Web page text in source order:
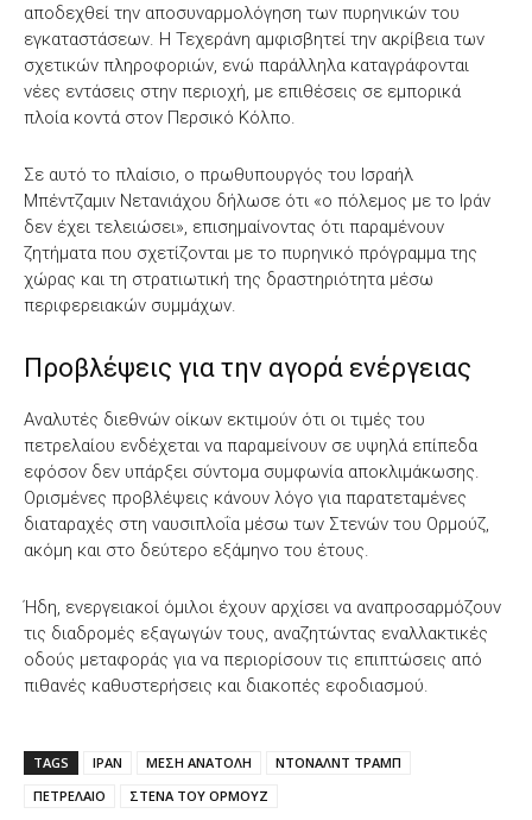
αποδεχθεί την αποσυναρμολόγηση των πυρηνικών του
εγκαταστάσεων. Η Τεχεράνη αμφισβητεί την ακρίβεια των
σχετικών πληροφοριών, ενώ παράλληλα καταγράφονται
νέες εντάσεις στην περιοχή, με επιθέσεις σε εμπορικά
πλοία κοντά στον Περσικό Κόλπο.
Σε αυτό το πλαίσιο, ο πρωθυπουργός του Ισραήλ
Μπέντζαμιν Νετανιάχου δήλωσε ότι «ο πόλεμος με το Ιράν
δεν έχει τελειώσει», επισημαίνοντας ότι παραμένουν
ζητήματα που σχετίζονται με το πυρηνικό πρόγραμμα της
χώρας και τη στρατιωτική της δραστηριότητα μέσω
περιφερειακών συμμάχων.
Προβλέψεις για την αγορά ενέργειας
Αναλυτές διεθνών οίκων εκτιμούν ότι οι τιμές του
πετρελαίου ενδέχεται να παραμείνουν σε υψηλά επίπεδα
εφόσον δεν υπάρξει σύντομα συμφωνία αποκλιμάκωσης.
Ορισμένες προβλέψεις κάνουν λόγο για παρατεταμένες
διαταραχές στη ναυσιπλοΐα μέσω των Στενών του Ορμούζ,
ακόμη και στο δεύτερο εξάμηνο του έτους.
Ήδη, ενεργειακοί όμιλοι έχουν αρχίσει να αναπροσαρμόζουν
τις διαδρομές εξαγωγών τους, αναζητώντας εναλλακτικές
οδούς μεταφοράς για να περιορίσουν τις επιπτώσεις από
πιθανές καθυστερήσεις και διακοπές εφοδιασμού.
TAGS ΙΡΑΝ ΜΕΣΗ ΑΝΑΤΟΛΗ
ΝΤΟΝΑΛΝΤ ΤΡΑΜΠ
ΠΕΤΡΕΛΑΙΟ
ΣΤΕΝΑ ΤΟΥ ΟΡΜΟΥΖ